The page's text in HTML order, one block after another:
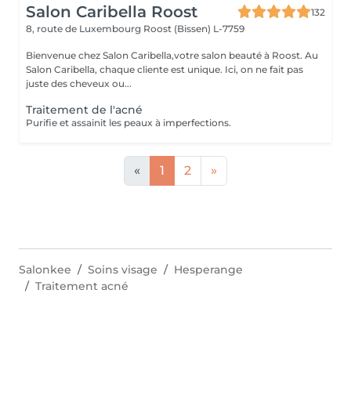
Salon Caribella Roost
132
8, route de Luxembourg Roost (Bissen) L-7759
Bienvenue chez Salon Caribella,votre salon beauté à Roost. Au
Salon Caribella, chaque cliente est unique. Ici, on ne fait pas
juste des cheveux ou...
Traitement de l'acné
Purifie et assainit les peaux à imperfections.
« 1 2 »
Salonkee Soins visage
Hesperange
Traitement acné